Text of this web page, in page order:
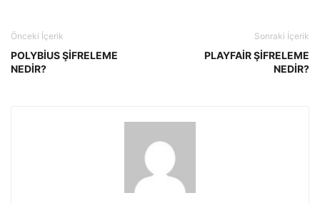
Önceki İçerik
POLYBİUS ŞİFRELEME
NEDİR?
Sonraki İçerik
PLAYFAİR ŞİFRELEME
NEDİR?